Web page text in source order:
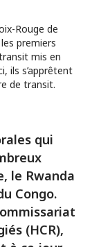
Rouge de
premiers
mis en
ils s’apprêtent
de transit.
qui
le Rwanda
Congo.
(HCR),